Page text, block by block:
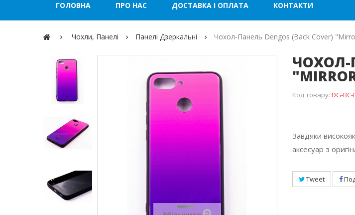
ГОЛОВНА ПРО НАС ДОСТАВКА І ОПЛАТА КОНТАКТИ
Чохли, Панелі Панелі Дзеркальні Чохол-Панель Dengos (Back Cover)
ЧОХОЛ-
Код товару: DG-BC-
Завдяки
аксесуар з
Tweet